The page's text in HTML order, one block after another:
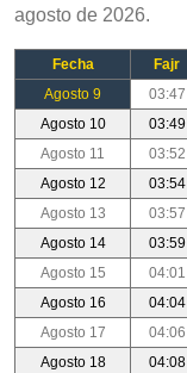
agosto de 2026.
Fecha Fajr
Agosto 9
03:47
Agosto 10
03:49
Agosto 11
03:52
Agosto 12
03:54
Agosto 13
03:57
Agosto 14
03:59
Agosto 15
04:01
Agosto 16
04:04
Agosto 17
04:06
Agosto 18
04:08